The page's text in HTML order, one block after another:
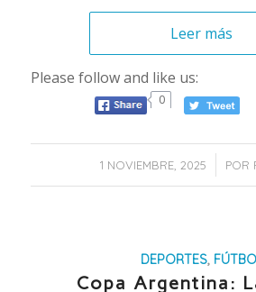
Leer más
Please follow and like us:
0
1 NOVIEMBRE, 2025
/ POR
DEPORTES,
Copa Argentina: